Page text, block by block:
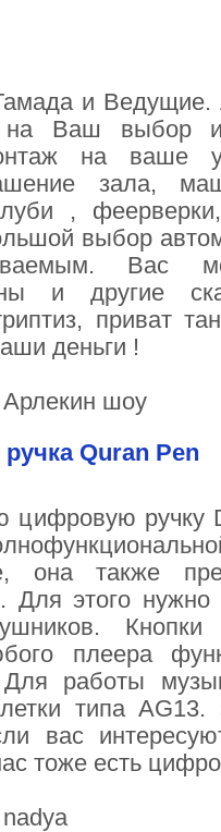
и Ведущие.
Ваш выбор и
на ваше
зала,
,
выбор
Вас
и другие
приват
деньги !
шоу
Quran Pen
ручку
она также
Для этого
плеера
работы
типа AG13.
вас
тоже есть